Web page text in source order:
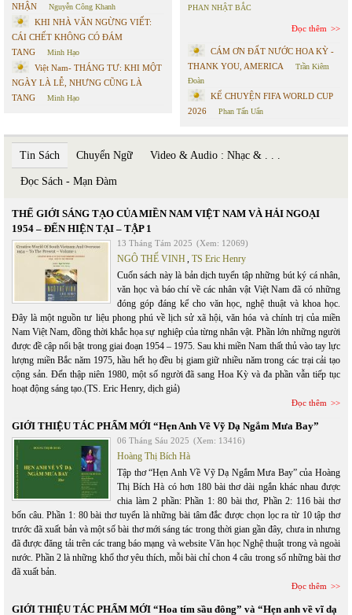
NHẬN
Nguyễn Công Khanh
KHI NHÀ VĂN NGỪNG VIẾT:
CÁI CHẾT KHÔNG CÓ ĐÁM
TANG
Minh Hạo
Việt Nam- THÁNG TƯ: KHI MỘT
NGÀY LÀ LỄ, NHƯNG CŨNG LÀ
TANG
Minh Hạo
PHAN NHẬT BẮC
Đọc thêm
CÁM ƠN ĐẤT NƯỚC HOA KỲ -
THANK YOU, AMERICA
Trần Kiêm
Đoàn
KỂ CHUYỆN FIFA WORLD CUP
2026
Phan Tấn Uẩn
Tin Sách Chuyển Ngữ Video & Audio : Nhạc & . . .
Đọc Sách - Mạn Đàm
THẾ GIỚI SÁNG TẠO CỦA MIỀN NAM VIỆT NAM VÀ HẢI NGOẠI
1954 – ĐẾN HIỆN TẠI – TẬP 1
13 Tháng Tám 2025 (Xem: 12069)
NGÔ THẾ VINH, TS Eric Henry
Cuốn sách này là bản dịch tuyển tập những bút ký cá nhân,
văn học và báo chí về các nhân vật Việt Nam đã có những
đóng góp đáng kể cho văn học, nghệ thuật và khoa học.
Đây là một nguồn tư liệu phong phú về lịch sử xã hội, văn hóa và chính trị của miền
Nam Việt Nam, đồng thời khắc họa sự nghiệp của từng nhân vật. Phần lớn những người
được đề cập nổi bật trong giai đoạn 1954 – 1975. Sau khi miền Nam thất thủ vào tay lực
lượng miền Bắc năm 1975, hầu hết họ đều bị giam giữ nhiều năm trong các trại cải tạo
cộng sản. Đến thập niên 1980, một số người đã sang Hoa Kỳ và đa phần vẫn tiếp tục
hoạt động sáng tạo.(TS. Eric Henry, dịch giả)
Đọc thêm
GIỚI THIỆU TÁC PHẨM MỚI “Hẹn Anh Về Vỹ Dạ Ngắm Mưa Bay”
06 Tháng Sáu 2025 (Xem: 13416)
Hoàng Thị Bích Hà
Tập thơ “Hẹn Anh Về Vỹ Dạ Ngắm Mưa Bay” của Hoàng
Thị Bích Hà có hơn 180 bài thơ dài ngắn khác nhau được
chia làm 2 phần: Phần 1: 80 bài thơ, Phần 2: 116 bài thơ
bốn câu. Phần 1: 80 bài thơ tuyển là những bài tâm đắc được chọn lọc ra từ 10 tập thơ
trước đã xuất bản và một số bài thơ mới sáng tác trong thời gian gần đây, chưa in nhưng
đã được đăng tải trên các trang báo mạng và website Văn học Nghệ thuật trong và ngoài
nước. Phần 2 là những khổ thơ yêu thích, mỗi bài chỉ chon 4 câu trong số những bài thơ
đã xuất bản.
Đọc thêm
GIỚI THIỆU TÁC PHẨM MỚI “Hoa tím sầu đông” và “Hẹn anh về vĩ dạ